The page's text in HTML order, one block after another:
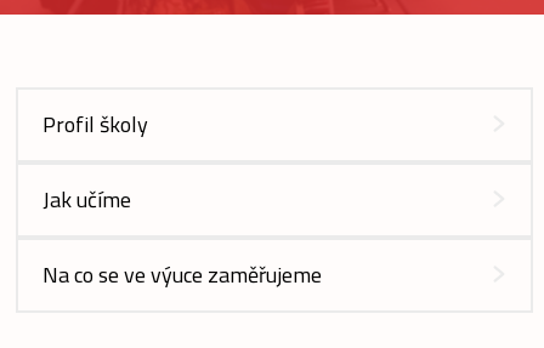
Profil školy
Jak učíme
Na co se ve výuce zaměřujeme